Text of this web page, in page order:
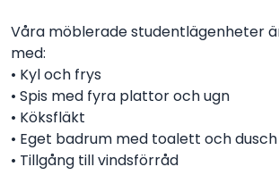
Våra möblerade studentlägenheter
med:
• Kyl och frys
• Spis med fyra plattor och ugn
• Köksfläkt
• Eget badrum med toalett och dusch
• Tillgång till vindsförråd